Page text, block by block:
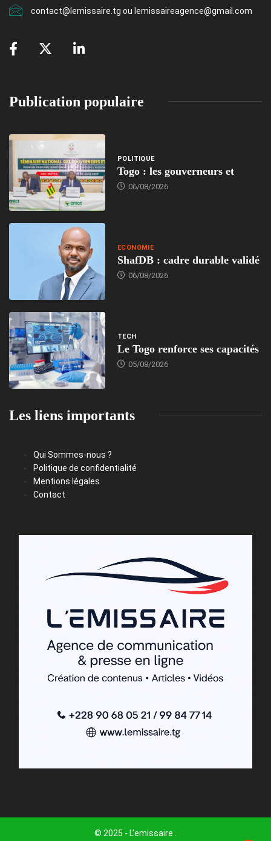
contact@lemissaire.tg ou lemissaireagence@gmail.com
Publication populaire
POLITIQUE
Togo : les gouverneurs et
06/08/2026
ECONOMIE
ShafDB : cadre durable validé
06/08/2026
TECH
Le Togo renforce ses capacités
05/08/2026
Les liens importants
Qui Sommes-nous ?
Politique de confidentialité
Mentions légales
Contact
© 2025 - L'emissaire .